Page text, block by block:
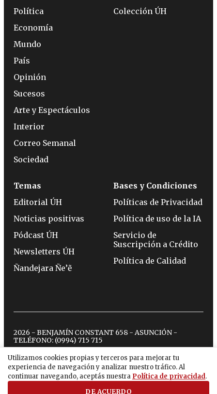
Utilizamos cookies propias y terceros para mejorar tu
experiencia de navegación y analizar nuestro tráfico. Al
continuar navegando, aceptás nuestra Política de privacidad.
DE ACUERDO
Política
Economía
Mundo
País
Opinión
Sucesos
Arte y Espectáculos
Interior
Correo Semanal
Sociedad
Colección ÚH
Temas
Editorial ÚH
Noticias positivas
Pódcast ÚH
Newsletters ÚH
Ñandejara Ñe’ẽ
Bases y Condiciones
Políticas de Privacidad
Política de uso de la IA
Servicio de
Suscripción a Crédito
Política de Calidad
2026 - BENJAMÍN CONSTANT 658 - ASUNCIÓN -
TELÉFONO: (0994) 715 715
twitterinstagram
facebook
tiktokyoutubespotify